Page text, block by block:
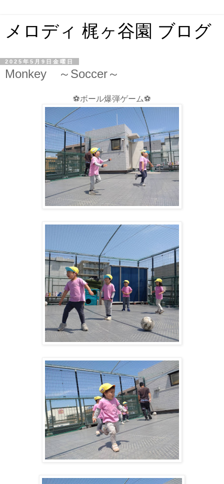
メロディ 梶ヶ谷園 ブログ
2025年5月9日金曜日
Monkey ～Soccer～
⚽ボール爆弾ゲーム⚽